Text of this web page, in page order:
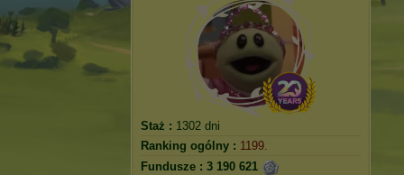
Staż : 1302 dni
Ranking ogólny : 1199.
Fundusze : 3 190 621